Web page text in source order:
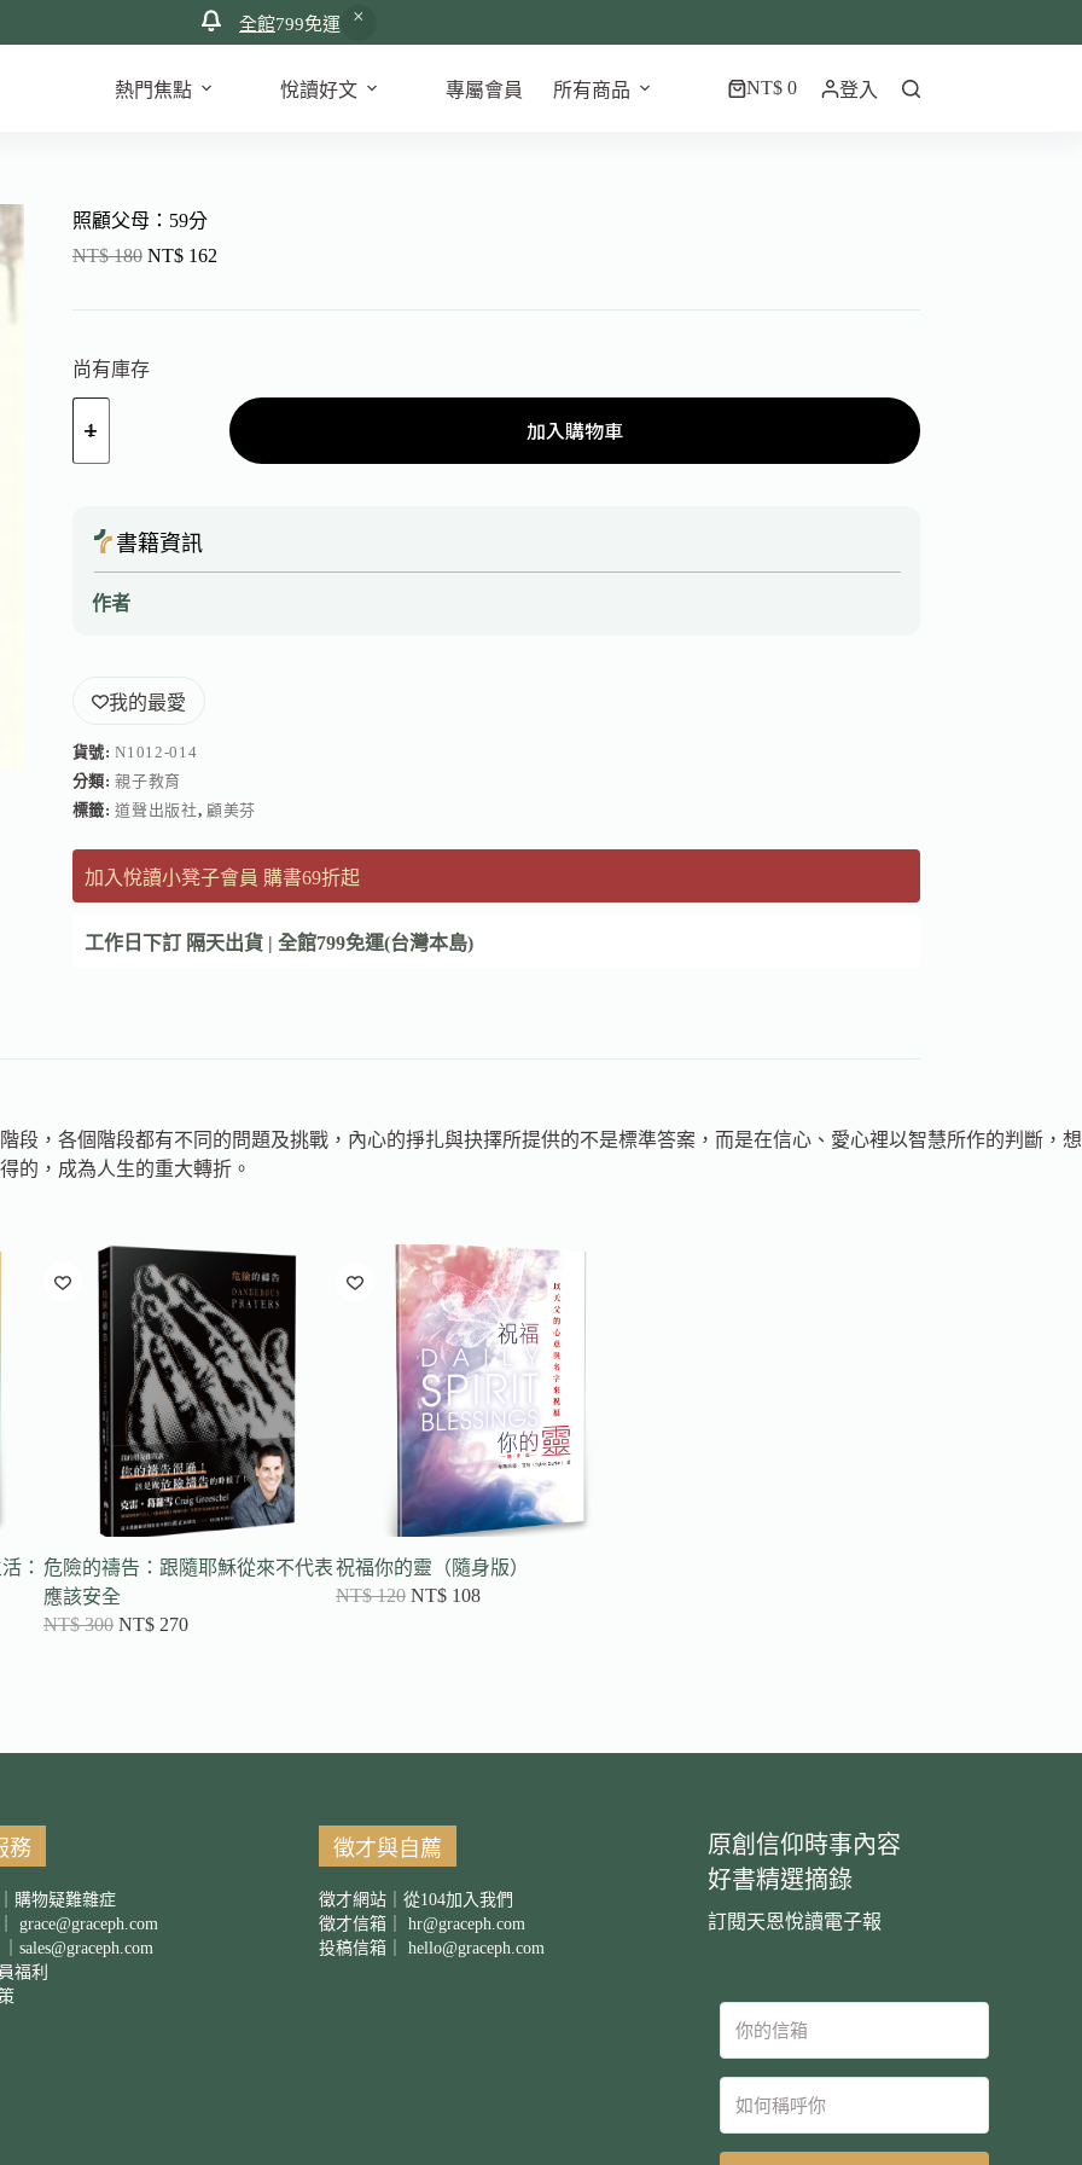
全館799免運
熱門焦點 悅讀好文 專屬會員 所有商品 NT$0 登入
照顧父母：59分
NT$180 NT$162
尚有庫存
加入購物車
書籍資訊
作者
我的最愛
貨號:N1012-014
分類:親子教育
標籤:道聲出版社, 顧美芬
加入悅讀小凳子會員 購書69折起
工作日下訂 隔天出貨 | 全館799免運(台灣本島)
段，各個階段都有不同的問題及挑戰，內心的掙扎與抉擇所提供的不是標準答案，而是在信心、愛心裡以智慧所作的判斷，想
的，成為人生的重大轉折。
： 危險的禱告：跟隨耶穌從來不代表
應該安全
NT$300 NT$270
祝福你的靈（隨身版）
NT$120 NT$108
務
購物疑難雜症
grace@graceph.com
sales@graceph.com
福利
徵才與自薦
徵才網站｜從104加入我們
徵才信箱｜ hr@graceph.com
投稿信箱｜ hello@graceph.com
原創信仰時事內容
好書精選摘錄
訂閱天恩悅讀電子報